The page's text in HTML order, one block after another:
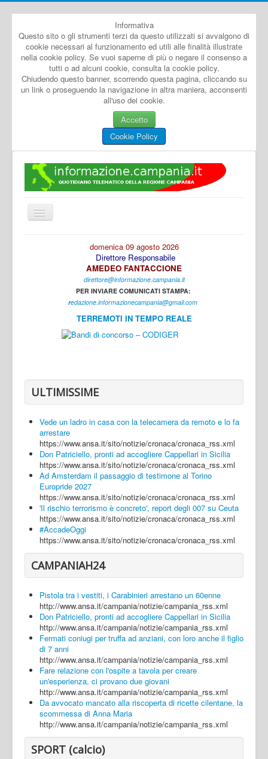
Informativa
Questo sito o gli strumenti terzi da questo utilizzati si avvalgono di
cookie necessari al funzionamento ed utili alle finalità illustrate
nella cookie policy. Se vuoi saperne di più o negare il consenso a
tutti o ad alcuni cookie, consulta la cookie policy.
Chiudendo questo banner, scorrendo questa pagina, cliccando su
un link o proseguendo la navigazione in altra maniera, acconsenti
all'uso dei cookie.
Accetto
Cookie Policy
Cambia
navigazione
Caserta
Napoli
Salerno
Login
domenica 09 agosto 2026
Direttore Responsabile
AMEDEO FANTACCIONE
direttore@informazione.campania.it
PER INVIARE COMUNICATI STAMPA:
redazione.informazionecampania@gmail.com
TERREMOTI IN TEMPO REALE
ULTIMISSIME
Vede un ladro in casa con la telecamera da remoto e lo fa
arrestare
https://www.ansa.it/sito/notizie/cronaca/cronaca_rss.xml
Don Patriciello, pronti ad accogliere Cappellari in Sicilia
https://www.ansa.it/sito/notizie/cronaca/cronaca_rss.xml
Ad Amsterdam il passaggio di testimone al Torino
Europride 2027
https://www.ansa.it/sito/notizie/cronaca/cronaca_rss.xml
'Il rischio terrorismo è concreto', report degli 007 su Ceuta
https://www.ansa.it/sito/notizie/cronaca/cronaca_rss.xml
#AccadeOggi
https://www.ansa.it/sito/notizie/cronaca/cronaca_rss.xml
CAMPANIAH24
Pistola tra i vestiti, i Carabinieri arrestano un 60enne
http://www.ansa.it/campania/notizie/campania_rss.xml
Don Patriciello, pronti ad accogliere Cappellari in Sicilia
http://www.ansa.it/campania/notizie/campania_rss.xml
Fermati coniugi per truffa ad anziani, con loro anche il figlio
di 7 anni
http://www.ansa.it/campania/notizie/campania_rss.xml
Fare relazione con l'ospite a tavola per creare
un'esperienza, ci provano due giovani
http://www.ansa.it/campania/notizie/campania_rss.xml
Da avvocato mancato alla riscoperta di ricette cilentane, la
scommessa di Anna Maria
http://www.ansa.it/campania/notizie/campania_rss.xml
SPORT (calcio)